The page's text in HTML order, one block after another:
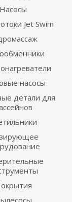
Насосы
Jet Swim
насосы
детали для